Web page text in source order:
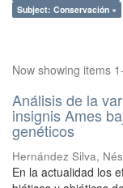
Subject: Conservación ×
Now showing items
Análisis de la
insignis Ames
genéticos
Hernández Silva,
En la actualidad los